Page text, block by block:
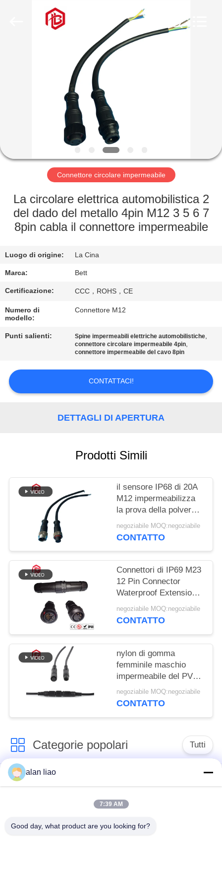
PRODOTTI
GIRO
FABBRICA
CONTROLLO
QUALITÀ
MAPPA
DEL
SITO
POLICY
Connettore circolare impermeabile
La circolare elettrica automobilistica 2
del dado del metallo 4pin M12 3 5 6 7
8pin cabla il connettore impermeabile
Luogo di origine: La Cina
Marca: Bett
Certificazione: CCC，ROHS，CE
Numero di
modello:
Connettore M12
Punti salienti: Spine impermeabili elettriche automobilistiche,
connettore circolare impermeabile 4pin,
connettore impermeabile del cavo 8pin
CONTATTACI!
DETTAGLI DI APERTURA
Prodotti Simili
il sensore IP68 di 20A
M12 impermeabilizza
la prova della polvere
del connettore circolare
negoziabile MOQ:negoziabile
CONTATTO
Connettori di IP69 M23
12 Pin Connector
Waterproof Extension
Cord
negoziabile MOQ:negoziabile
CONTATTO
nylon di gomma
femminile maschio
impermeabile del PVC
del connettore circolare
di 20A M10
negoziabile MOQ:negoziabile
CONTATTO
Categorie popolari Tutti
Connettore circolare
impermeabile di
bassa tensione
Connettore
Supporto della
alan liao
7:39 AM
Good day, what product are you looking for?